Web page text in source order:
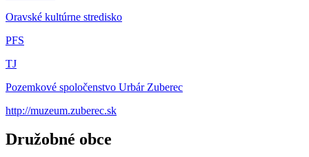
Oravské kultúrne stredisko
PFS
TJ
Pozemkové spoločenstvo Urbár Zuberec
http://muzeum.zuberec.sk
Družobné obce